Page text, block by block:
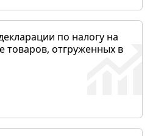
по налогу на
товаров, отгруженных в